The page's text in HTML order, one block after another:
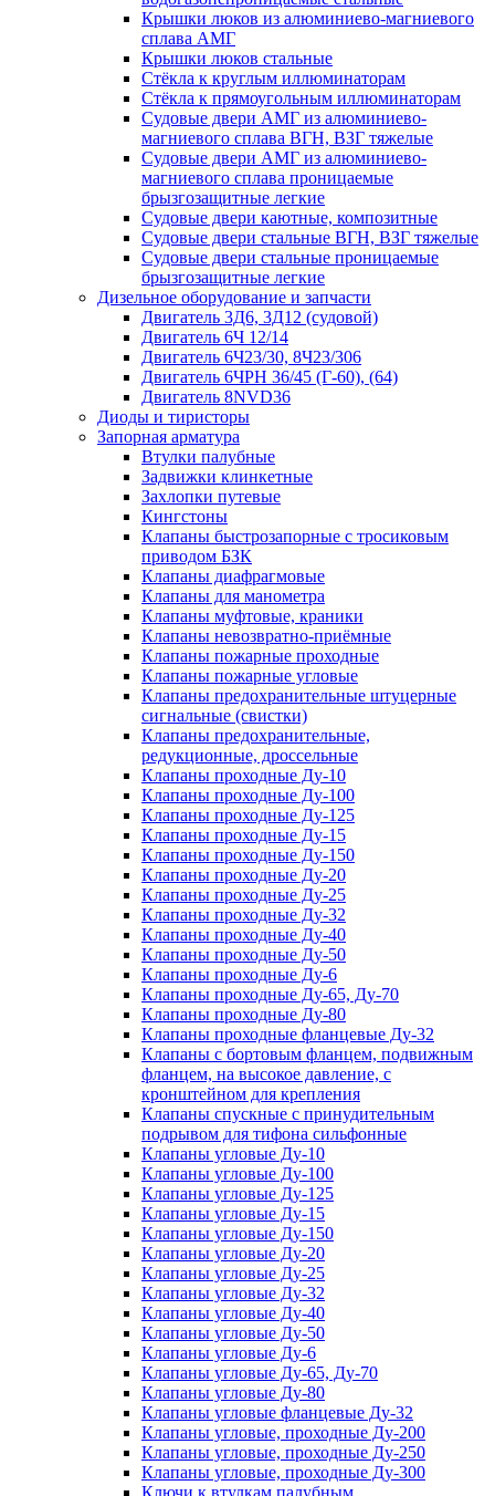
Крышки люков из алюминиево-магниевого
сплава АМГ
Крышки люков стальные
Стёкла к круглым иллюминаторам
Стёкла к прямоугольным иллюминаторам
Судовые двери АМГ из алюминиево-
магниевого сплава ВГН, ВЗГ тяжелые
Судовые двери АМГ из алюминиево-
магниевого сплава проницаемые
брызгозащитные легкие
Судовые двери каютные, композитные
Судовые двери стальные ВГН, ВЗГ тяжелые
Судовые двери стальные проницаемые
брызгозащитные легкие
Дизельное оборудование и запчасти
Двигатель 3Д6, 3Д12 (судовой)
Двигатель 6Ч 12/14
Двигатель 6Ч23/30, 8Ч23/306
Двигатель 6ЧРН 36/45 (Г-60), (64)
Двигатель 8NVD36
Диоды и тиристоры
Запорная арматура
Втулки палубные
Задвижки клинкетные
Захлопки путевые
Кингстоны
Клапаны быстрозапорные с тросиковым
приводом БЗК
Клапаны диафрагмовые
Клапаны для манометра
Клапаны муфтовые, краники
Клапаны невозвратно-приёмные
Клапаны пожарные проходные
Клапаны пожарные угловые
Клапаны предохранительные штуцерные
сигнальные (свистки)
Клапаны предохранительные,
редукционные, дроссельные
Клапаны проходные Ду-10
Клапаны проходные Ду-100
Клапаны проходные Ду-125
Клапаны проходные Ду-15
Клапаны проходные Ду-150
Клапаны проходные Ду-20
Клапаны проходные Ду-25
Клапаны проходные Ду-32
Клапаны проходные Ду-40
Клапаны проходные Ду-50
Клапаны проходные Ду-6
Клапаны проходные Ду-65, Ду-70
Клапаны проходные Ду-80
Клапаны проходные фланцевые Ду-32
Клапаны с бортовым фланцем, подвижным
фланцем, на высокое давление, с
кронштейном для крепления
Клапаны спускные с принудительным
подрывом для тифона сильфонные
Клапаны угловые Ду-10
Клапаны угловые Ду-100
Клапаны угловые Ду-125
Клапаны угловые Ду-15
Клапаны угловые Ду-150
Клапаны угловые Ду-20
Клапаны угловые Ду-25
Клапаны угловые Ду-32
Клапаны угловые Ду-40
Клапаны угловые Ду-50
Клапаны угловые Ду-6
Клапаны угловые Ду-65, Ду-70
Клапаны угловые Ду-80
Клапаны угловые фланцевые Ду-32
Клапаны угловые, проходные Ду-200
Клапаны угловые, проходные Ду-250
Клапаны угловые, проходные Ду-300
Ключи к втулкам палубным